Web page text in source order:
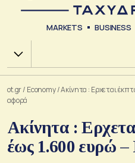
MARKETS BUSINESS
Χ.Α.
ot.gr/ Economy/Ακίνητα : Ερχεται
αφορά
Ακίνητα :
έως 1.600 ευρώ –